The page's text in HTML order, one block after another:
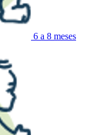
6 a 8 meses